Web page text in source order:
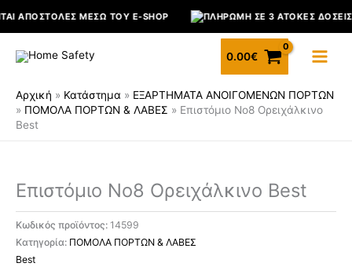
ΑΠΟΣΤΟΛΈΣ ΜΈΣΩ ΤΟΥ E-SHOP ΠΛΗΡΩΜΉ ΣΕ 3 ΆΤΟΚΕΣ ΔΌΣΕΙΣ
0.00€
Αρχική » Κατάστημα » ΕΞΑΡΤΗΜΑΤΑ ΑΝΟΙΓΟΜΕΝΩΝ ΠΟΡΤΩΝ
» ΠΟΜΟΛΑ ΠΟΡΤΩΝ & ΛΑΒΕΣ » Επιστόμιο No8 Ορειχάλκινο
Best
Επιστόμιο No8 Ορειχάλκινο Best
Κωδικός προϊόντος: 14599
Κατηγορία: ΠΟΜΟΛΑ ΠΟΡΤΩΝ & ΛΑΒΕΣ
Best
Ορειχάλκινο
Best
ποσότητα